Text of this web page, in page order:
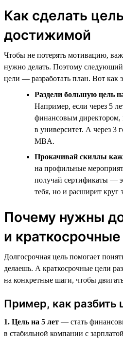
Как сделать цель
достижимой
Чтобы не потерять мотивацию,
нужно делать. Поэтому
цели — разработать план. Вот как
Раздели большую цель
Например, если через 5
финансовым директором,
в университет. А через
MBA.
Прокачивай скиллы
на профильные
получай сертификаты —
тебя, но и расширит круг
Почему нужны
и
Долгосрочная цель помогает
делаешь. А краткосрочные цели
на конкретные шаги, чтобы
Пример, как разбить
1. Цель на 5 лет — стать
в стабильной компании с